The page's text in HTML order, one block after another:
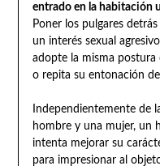
entrado en la habitación
Poner los pulgares
un interés sexual
adopte la misma postura
o repita su entonación
Independientemente de
hombre y una mujer, un
intenta mejorar su
para impresionar al